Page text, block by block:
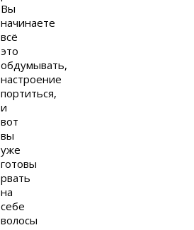
Вы
начинаете
всё
это
обдумывать,
настроение
портиться,
и
вот
вы
уже
готовы
рвать
на
себе
волосы